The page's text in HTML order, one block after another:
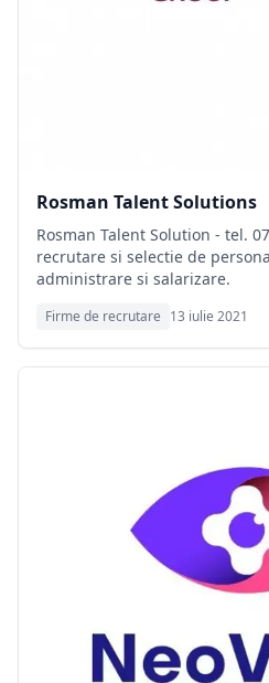
Rosman Talent Solutions
Rosman Talent Solution - tel.
recrutare si selectie de
administrare si salarizare. ​
Firme de recrutare 13 iulie 2021